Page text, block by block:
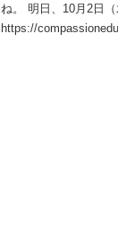
ね。 明日、10月2日
https://